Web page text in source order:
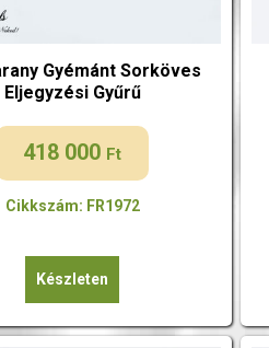
Gyémánt Sorköves
Eljegyzési Gyűrű
418 000 Ft
Cikkszám: FR1972
Készleten